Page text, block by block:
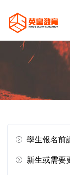
學生報名前
新生或需要